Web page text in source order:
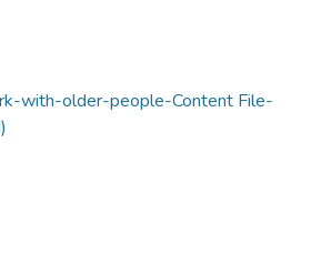
with-older-people-Content File-